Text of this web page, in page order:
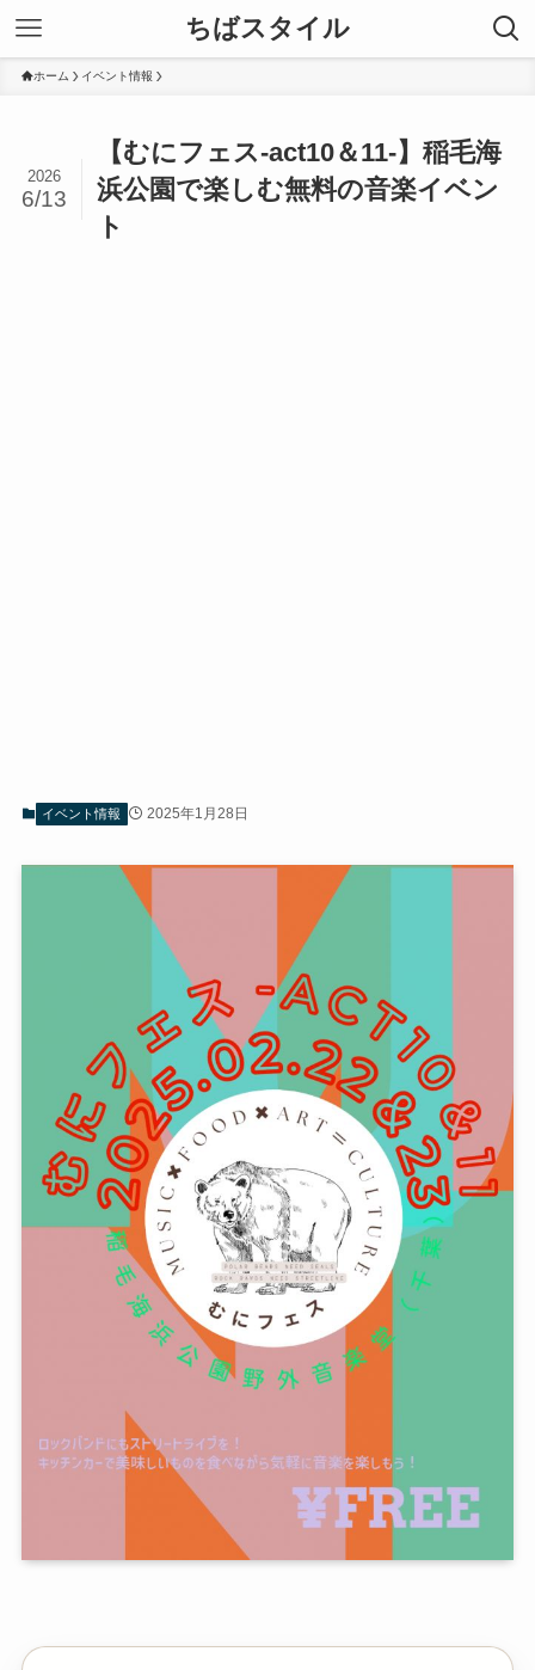
ちばスタイル
ホーム イベント情報
【むにフェス-act10＆11-】稲毛海
浜公園で楽しむ無料の音楽イベン
ト
2026
6/13
イベント情報 2025年1月28日